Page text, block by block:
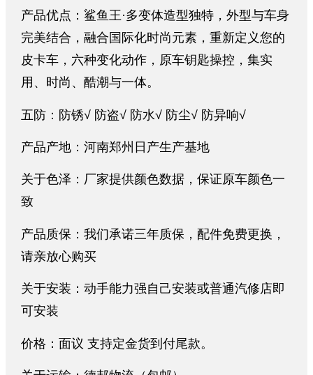
产品优点：鲨鱼王·多变体造型独特，外型与车身
完美结合，融合国际化时尚元素，重新定义您的
皮卡车，六种变化动作，原车钥匙操控，集实
用、时尚、酷潮与一体。
五防：防锈√ 防盗√ 防水√ 防尘√ 防异响√
产品产地：河南郑州日产生产基地
关于色泽：厂家提供颜色数据，保证原车颜色一
致
产品质保：我们承诺三年质保，配件免费更换，
请亲放心购买
关于安装：动手能力强自己安装或普通汽修店即
可安装
价格：面议 支持定金货到付尾款。